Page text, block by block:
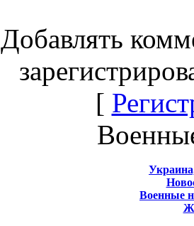
Добавлять
[
Военные